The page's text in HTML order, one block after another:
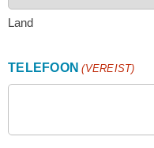
Land
TELEFOON (VEREIST)